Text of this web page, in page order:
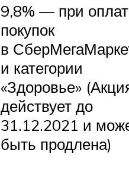
9,8% — при
покупок
в
и категории
«Здоровье»
действует до
31.12.2021 и
быть продлена)